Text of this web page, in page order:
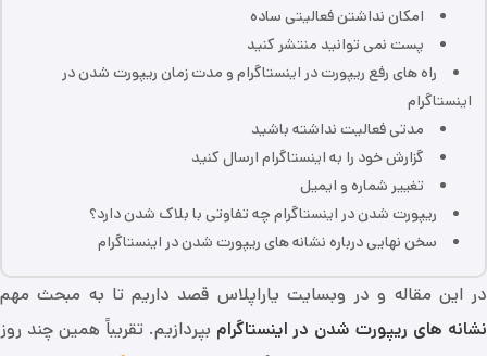
امکان نداشتن فعالیتی ساده
پست نمی توانید منتشر کنید
راه های رفع ریپورت در اینستاگرام و مدت زمان ریپورت شدن در
اینستاگرام
مدتی فعالیت نداشته باشید
گزارش خود را به اینستاگرام ارسال کنید
تغییر شماره و ایمیل
ریپورت شدن در اینستاگرام چه تفاوتی با بلاک شدن دارد؟
سخن نهایی درباره نشانه های ریپورت شدن در اینستاگرام
در این مقاله و در وبسایت یاراپلاس قصد داریم تا به مبحث مهم
نشانه های ریپورت شدن در اینستاگرام بپردازیم. تقریباً همین چند روز